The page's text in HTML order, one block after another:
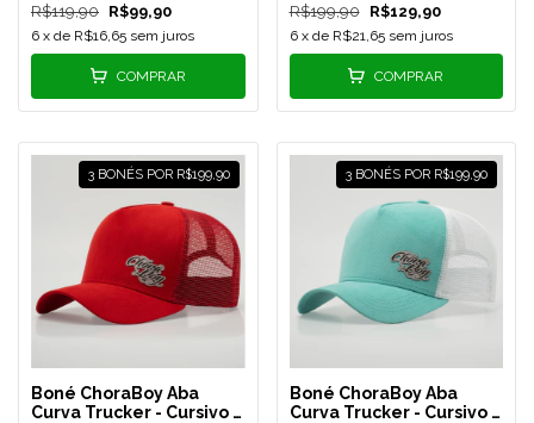
26
R$119,90 R$99,90
6 x de R$16,65 sem juros
COMPRAR
R$199,90 R$129,90
6 x de R$21,65 sem juros
COMPRAR
3 BONÉS POR R$199,90
Boné ChoraBoy Aba
Curva Trucker - Cursivo -
3 BONÉS POR R$199,90
Boné ChoraBoy Aba
Curva Trucker - Cursivo -